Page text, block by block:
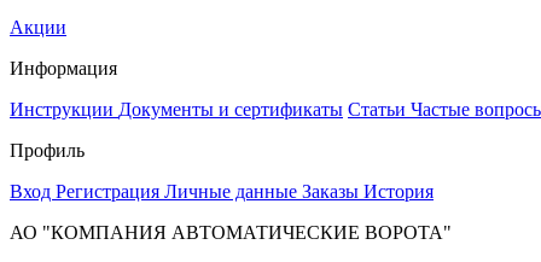
Акции
Информация
Инструкции Документы и сертификаты Статьи Частые
Профиль
Вход Регистрация Личные данные Заказы История
АО "КОМПАНИЯ АВТОМАТИЧЕСКИЕ ВОРОТА"